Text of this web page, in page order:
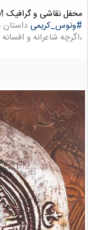
محفل نقاشی و گرافیک
#ونوس_کریمی داستان
،اگرچه شاعرانه و